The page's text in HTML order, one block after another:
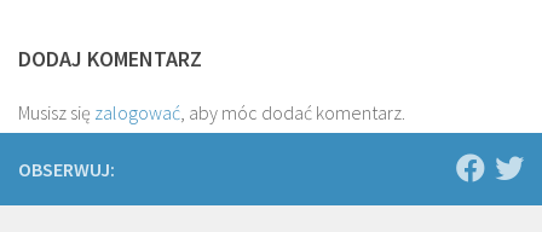
DODAJ KOMENTARZ
Musisz się zalogować, aby móc dodać komentarz.
OBSERWUJ: